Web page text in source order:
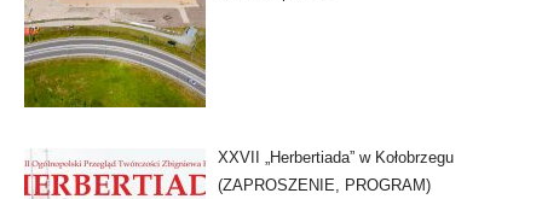
XXVII „Herbertiada” w Kołobrzegu
(ZAPROSZENIE, PROGRAM)